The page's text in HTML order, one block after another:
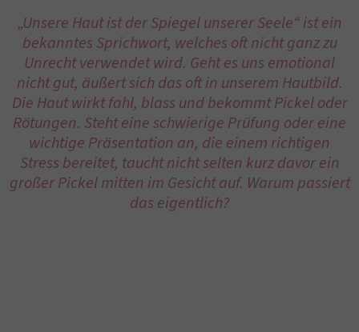
„Unsere Haut ist der Spiegel unserer Seele“ ist ein
bekanntes Sprichwort, welches oft nicht ganz zu
Unrecht verwendet wird. Geht es uns emotional
nicht gut, äußert sich das oft in unserem Hautbild.
Die Haut wirkt fahl, blass und bekommt Pickel oder
Rötungen. Steht eine schwierige Prüfung oder eine
wichtige Präsentation an, die einem richtigen
Stress bereitet, taucht nicht selten kurz davor ein
großer Pickel mitten im Gesicht auf. Warum passiert
das eigentlich?